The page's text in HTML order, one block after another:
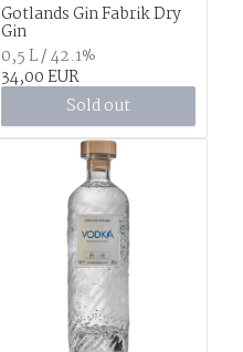
Gotlands Gin Fabrik Dry
Gin
0,5 L / 42.1%
34,00 EUR
Sold out